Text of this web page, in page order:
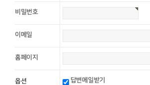
비밀번호
이메일
홈페이지
옵션 답변메일받기